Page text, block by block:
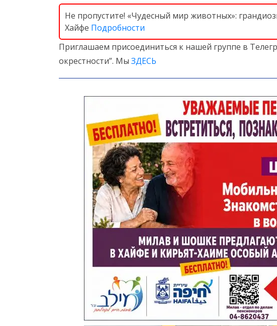
Не пропустите! «Чудесный мир животных»:
Хайфе Подробности
Приглашаем присоединиться к нашей группе в
окрестности”. Мы ЗДЕСЬ